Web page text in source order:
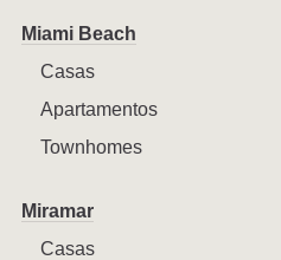
Miami Beach
Casas
Apartamentos
Townhomes
Miramar
Casas